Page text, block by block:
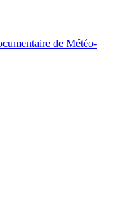
de Météo-